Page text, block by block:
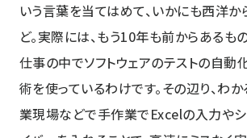
いう言葉を当てはめて、いかにも西洋
ど。実際には、もう10年も前からあるも
仕事の中でソフトウェアのテストの自動
術を使っているわけです。その辺り、わ
業現場などで手作業でExcelの入力や